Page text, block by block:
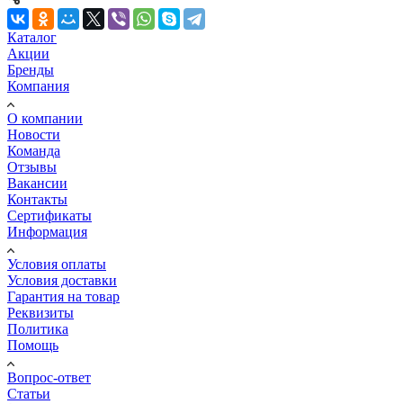
Каталог
Акции
Бренды
Компания
О компании
Новости
Команда
Отзывы
Вакансии
Контакты
Сертификаты
Информация
Условия оплаты
Условия доставки
Гарантия на товар
Реквизиты
Политика
Помощь
Вопрос-ответ
Статьи